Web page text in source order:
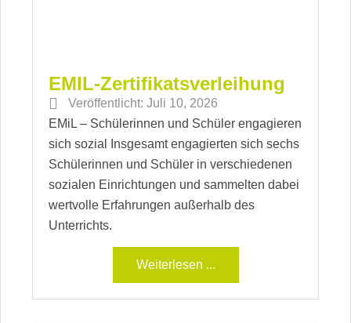
EMIL-Zertifikatsverleihung
Veröffentlicht: Juli 10, 2026
EMiL – Schülerinnen und Schüler engagieren
sich sozial Insgesamt engagierten sich sechs
Schülerinnen und Schüler in verschiedenen
sozialen Einrichtungen und sammelten dabei
wertvolle Erfahrungen außerhalb des
Unterrichts.
Weiterlesen ...